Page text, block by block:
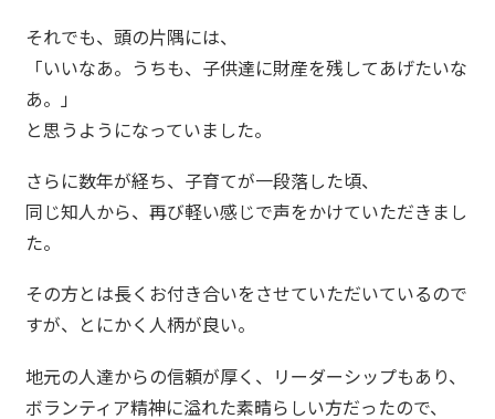
それでも、頭の片隅には、
「いいなあ。うちも、子供達に財産を残してあげたいな
あ。」
と思うようになっていました。
さらに数年が経ち、子育てが一段落した頃、
同じ知人から、再び軽い感じで声をかけていただきまし
た。
その方とは長くお付き合いをさせていただいているので
すが、とにかく人柄が良い。
地元の人達からの信頼が厚く、リーダーシップもあり、
ボランティア精神に溢れた素晴らしい方だったので、